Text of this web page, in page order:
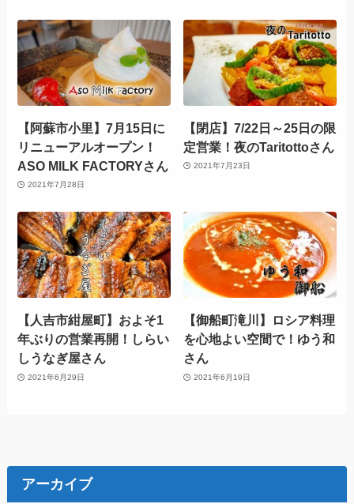
【阿蘇市小里】7月15日に
リニューアルオープン！
ASO MILK FACTORYさん
2021年7月28日
【閉店】7/22日～25日の限
定営業！⁡夜のTaritottoさん
2021年7月23日
【人吉市紺屋町】およそ1
年ぶりの営業再開！しらい
しうなぎ屋さん
2021年6月29日
【御船町滝川】ロシア料理
を心地よい空間で！ゆう和
さん
2021年6月19日
アーカイブ